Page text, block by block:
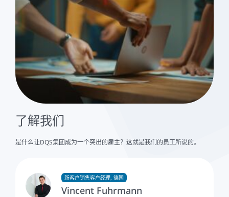
了解我们
是什么让DQS集团成为一个突出的雇主？这就是我们的员工所说的。
Vincent Fuhrmann
新客户销售客户经理, 德国